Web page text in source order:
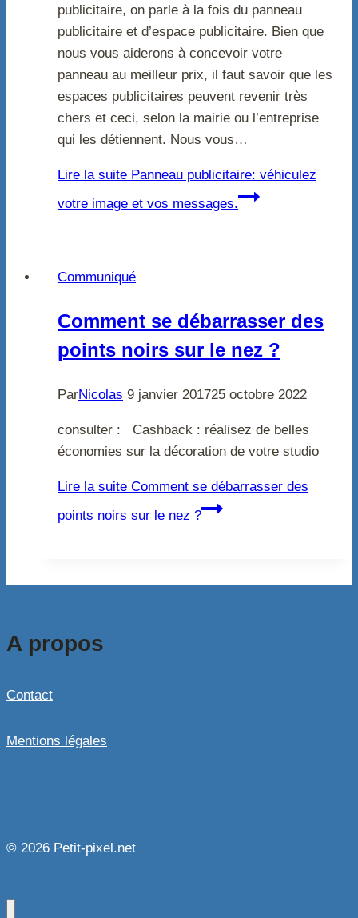
publicitaire, on parle à la fois du panneau
publicitaire et d’espace publicitaire. Bien que
nous vous aiderons à concevoir votre
panneau au meilleur prix, il faut savoir que les
espaces publicitaires peuvent revenir très
chers et ceci, selon la mairie ou l’entreprise
qui les détiennent. Nous vous…
Lire la suite Panneau publicitaire: véhiculez
votre image et vos messages.
Communiqué
Comment se débarrasser des
points noirs sur le nez ?
ParNicolas 9 janvier 201725 octobre 2022
consulter : Cashback : réalisez de belles
économies sur la décoration de votre studio
Lire la suite Comment se débarrasser des
points noirs sur le nez ?
A propos
Contact
Mentions légales
© 2026 Petit-pixel.net